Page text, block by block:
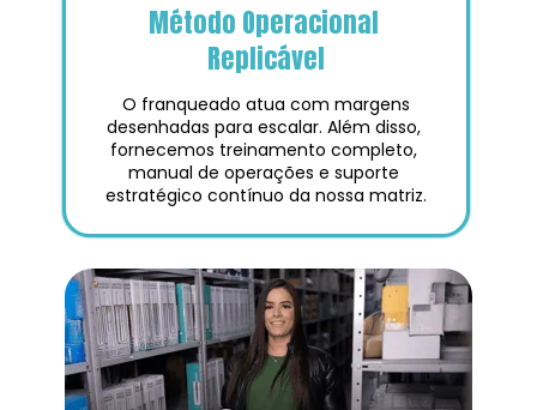
Método Operacional
Replicável
desenhadas para escalar. Além disso,
fornecemos treinamento completo,
manual de operações e suporte
estratégico contínuo da nossa matriz.